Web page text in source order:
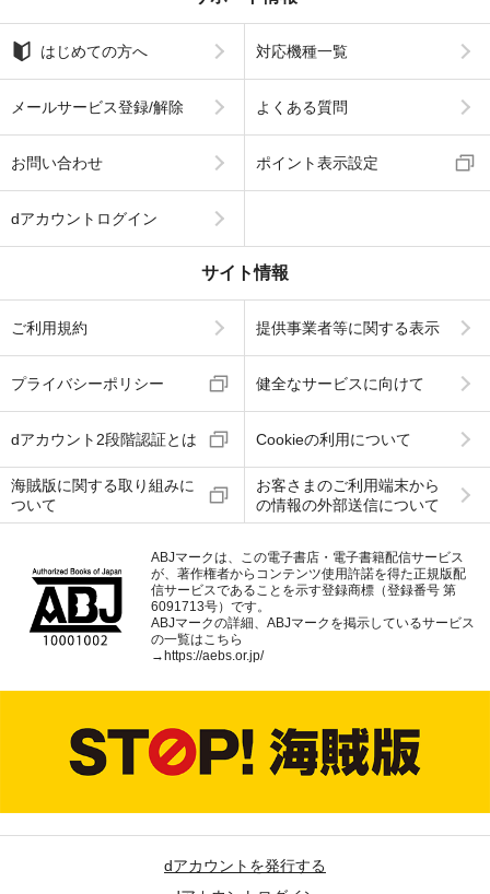
はじめての方へ 対応機種一覧
メールサービス登録/解除 よくある質問
お問い合わせ ポイント表示設定
dアカウントログイン
サイト情報
ご利用規約 提供事業者等に関する表示
プライバシーポリシー 健全なサービスに向けて
dアカウント2段階認証とは Cookieの利用について
海賊版に関する取り組みに
ついて
お客さまのご利用端末から
の情報の外部送信について
ABJマークは、この電子書店・電子書籍配信サービス
が、著作権者からコンテンツ使用許諾を得た正規版配
信サービスであることを示す登録商標（登録番号 第
6091713号）です。
ABJマークの詳細、ABJマークを掲示しているサービス
の一覧はこちら
→ https://aebs.or.jp/
dアカウントを発行する